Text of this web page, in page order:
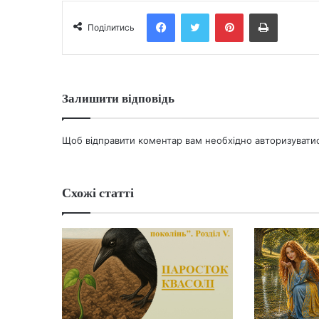
Поділитись
FacebookTwitter PinterestPrint
Залишити відповідь
Щоб відправити коментар вам необхідно
Схожі статті